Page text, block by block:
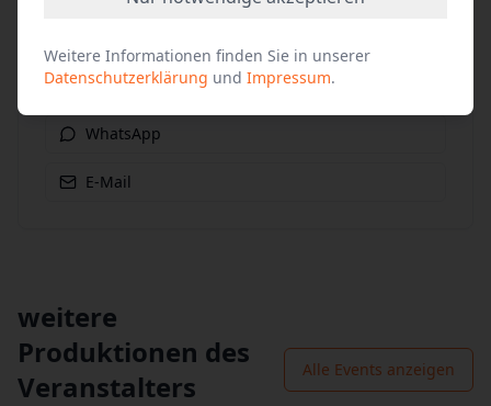
X (vormals Twitter)
WhatsApp
E-Mail
weitere
Produktionen des
Veranstalters
Alle Events anzeigen
Weitere Informationen finden Sie in unserer
Datenschutzerklärung und Impressum.